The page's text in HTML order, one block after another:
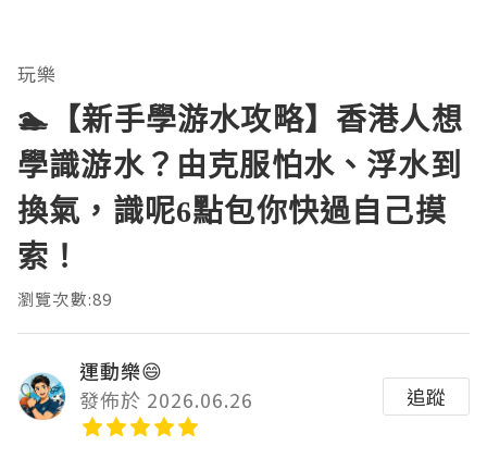
玩樂
🏊【新手學游水攻略】香港人想
學識游水？由克服怕水、浮水到
換氣，識呢6點包你快過自己摸
索！
瀏覽次數:89
運動樂😄
發佈於 2026.06.26
追蹤